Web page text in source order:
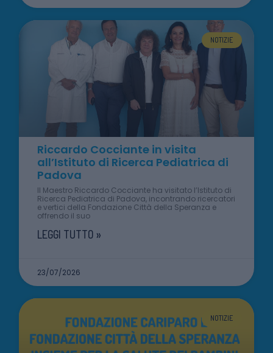
NOTIZIE
Riccardo Cocciante in visita
all’Istituto di Ricerca Pediatrica di
Padova
Il Maestro Riccardo Cocciante ha visitato l’Istituto di
Ricerca Pediatrica di Padova, incontrando ricercatori
e vertici della Fondazione Città della Speranza e
offrendo il suo
LEGGI TUTTO »
23/07/2026
NOTIZIE